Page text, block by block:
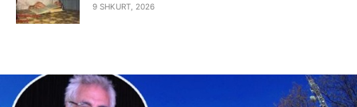
9 SHKURT, 2026